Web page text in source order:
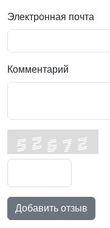
Электронная почта
Комментарий
Добавить отзыв